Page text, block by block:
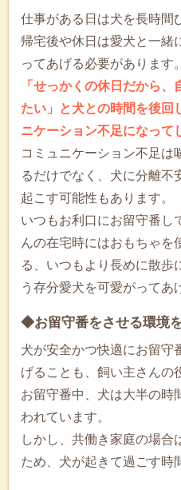
仕事がある日は犬を長時間
帰宅後や休日は愛犬と一緒
ってあげる必要があります。
「せっかくの休日だから
たい」と犬との時間を後回
ニケーション不足になって
コミュニケーション不足は
るだけでなく、犬に分離不
起こす可能性もあります。
いつもお利口にお留守番し
んの在宅時にはおもちゃを
る、いつもより長めに散歩
う存分愛犬を可愛がってあ
◆お留守番をさせる環境
犬が安全かつ快適にお留守
げることも、飼い主さんの
お留守番中、犬は大半の時
われています。
しかし、共働き家庭の場合
ため、犬が起きて過ごす時